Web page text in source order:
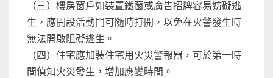
（三）樓房窗戶如裝置鐵窗或廣告招牌容易妨礙逃
生，應開設活動門可隨時打開，以免在火警發生時
無法開啟阻礙逃生。
（四）住宅應加裝住宅用火災警報器，可於第一時
間偵知火災發生，增加應變時間。